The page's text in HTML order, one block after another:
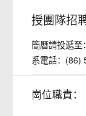
授團隊招
簡曆請投遞
系電話：(86)
崗位職責：